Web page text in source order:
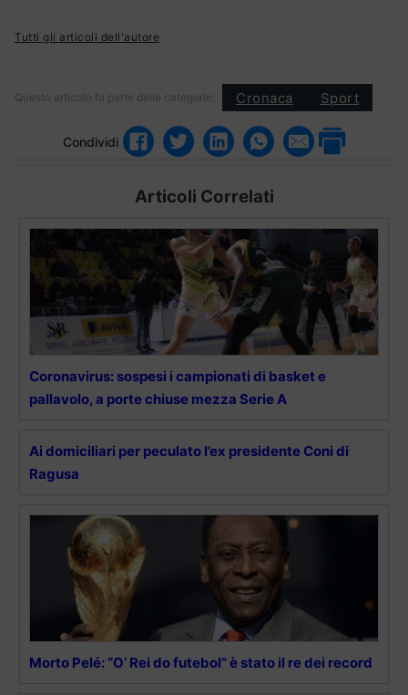
Tutti gli articoli dell'autore
Questo articolo fa parte delle categorie: Cronaca Sport
Condividi
Articoli Correlati
Coronavirus: sospesi i campionati di basket e
pallavolo, a porte chiuse mezza Serie A
Ai domiciliari per peculato l’ex presidente Coni di
Ragusa
Morto Pelé: “O’ Rei do futebol” è stato il re dei record